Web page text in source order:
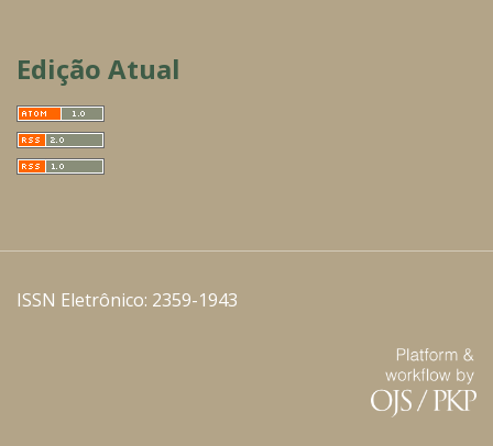
Edição Atual
ISSN Eletrônico: 2359-1943